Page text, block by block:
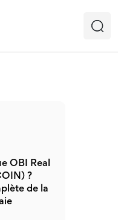
OBI Real
?
de la